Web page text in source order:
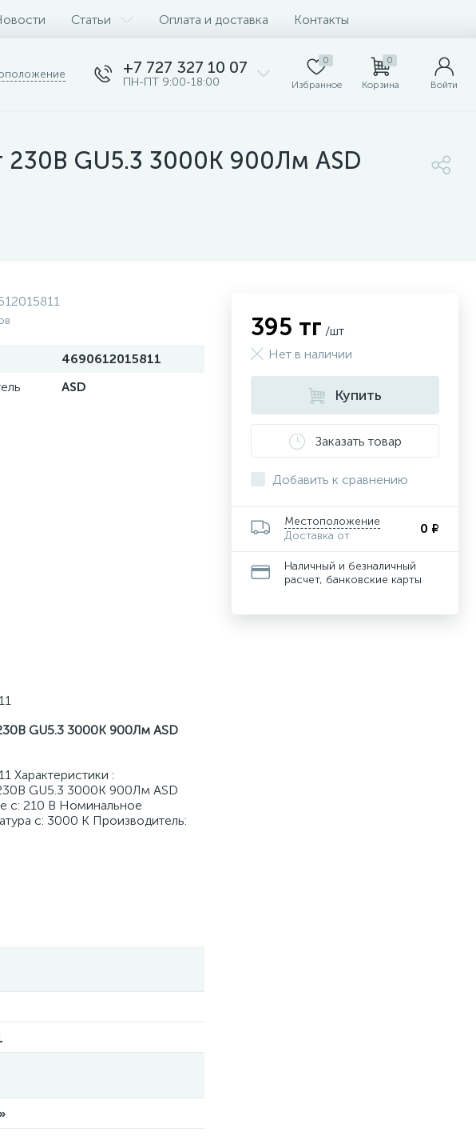
Статьи Оплата и доставка Контакты
+7 727 327 10 07
ПН-ПТ 9:00-18:00
0
Избранное
0
Корзина Войти
230В GU5.3 3000К 900Лм ASD
4690612015811
ASD
GU5.3 3000К 900Лм ASD
Характеристики :
GU5.3 3000К 900Лм ASD
с: 210 В Номинальное
с: 3000 К Производитель:
395 тг /шт
Нет в наличии
Купить
Заказать товар
Добавить к сравнению
Местоположение
Доставка от
0 ₽
Наличный и безналичный
расчет, банковские карты